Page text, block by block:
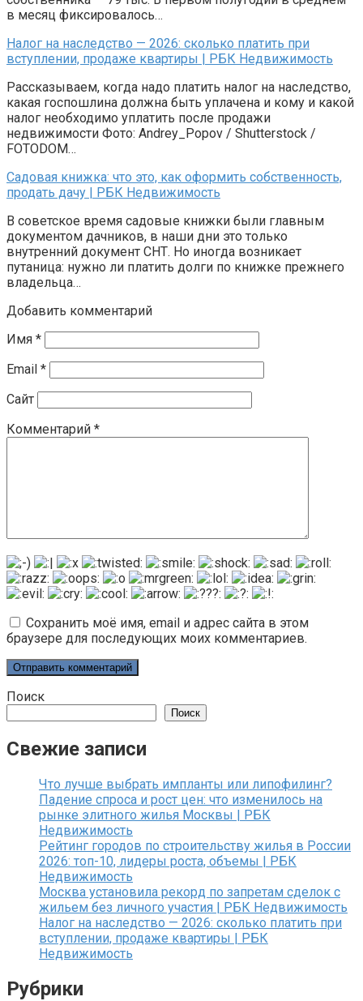
в месяц фиксировалось…
Налог на наследство — 2026: сколько платить при
вступлении, продаже квартиры | РБК Недвижимость
Рассказываем, когда надо платить налог на наследство,
какая госпошлина должна быть уплачена и кому и какой
налог необходимо уплатить после продажи
недвижимости Фото: Andrey_Popov / Shutterstock /
FOTODOM…
Садовая книжка: что это, как оформить собственность,
продать дачу | РБК Недвижимость
В советское время садовые книжки были главным
документом дачников, в наши дни это только
внутренний документ СНТ. Но иногда возникает
путаница: нужно ли платить долги по книжке прежнего
владельца…
Добавить комментарий
Имя *
Email *
Сайт
Комментарий *
Сохранить моё имя, email и адрес сайта в этом
браузере для последующих моих комментариев.
Поиск
Поиск
Свежие записи
Что лучше выбрать импланты или липофилинг?
Падение спроса и рост цен: что изменилось на
рынке элитного жилья Москвы | РБК
Недвижимость
Рейтинг городов по строительству жилья в России
2026: топ-10, лидеры роста, объемы | РБК
Недвижимость
Москва установила рекорд по запретам сделок с
жильем без личного участия | РБК Недвижимость
Налог на наследство — 2026: сколько платить при
вступлении, продаже квартиры | РБК
Недвижимость
Рубрики